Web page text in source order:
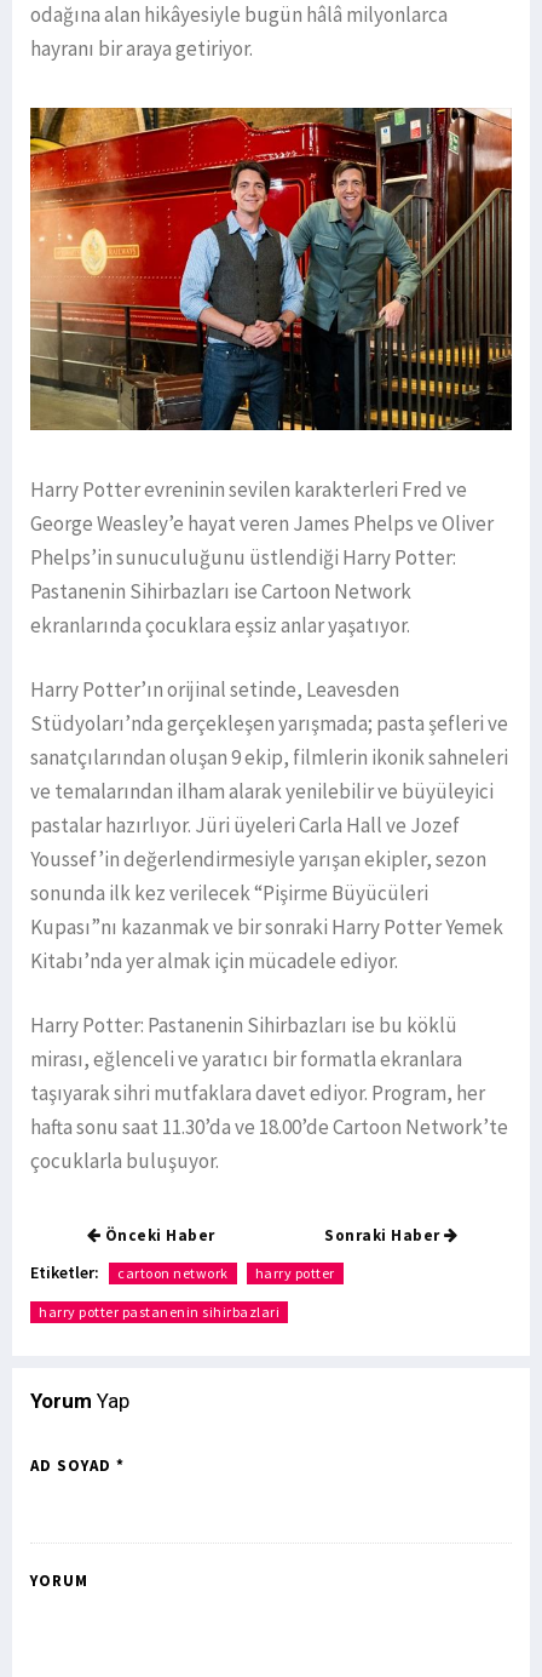
odağına alan hikâyesiyle bugün hâlâ milyonlarca
hayranı bir araya getiriyor.
Harry Potter evreninin sevilen karakterleri Fred ve
George Weasley’e hayat veren James Phelps ve Oliver
Phelps’in sunuculuğunu üstlendiği Harry Potter:
Pastanenin Sihirbazları ise Cartoon Network
ekranlarında çocuklara eşsiz anlar yaşatıyor.
Harry Potter’ın orijinal setinde, Leavesden
Stüdyoları’nda gerçekleşen yarışmada; pasta şefleri ve
sanatçılarından oluşan 9 ekip, filmlerin ikonik sahneleri
ve temalarından ilham alarak yenilebilir ve büyüleyici
pastalar hazırlıyor. Jüri üyeleri Carla Hall ve Jozef
Youssef’in değerlendirmesiyle yarışan ekipler, sezon
sonunda ilk kez verilecek “Pişirme Büyücüleri
Kupası”nı kazanmak ve bir sonraki Harry Potter Yemek
Kitabı’nda yer almak için mücadele ediyor.
Harry Potter: Pastanenin Sihirbazları ise bu köklü
mirası, eğlenceli ve yaratıcı bir formatla ekranlara
taşıyarak sihri mutfaklara davet ediyor. Program, her
hafta sonu saat 11.30’da ve 18.00’de Cartoon Network’te
çocuklarla buluşuyor.
Önceki Haber Sonraki Haber
Etiketler: cartoon network harry potter
harry potter pastanenin sihirbazlari
Yorum Yap
AD SOYAD *
YORUM